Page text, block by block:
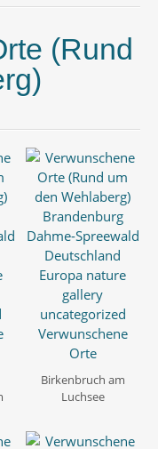
(Rund
Birkenbruch am
Luchsee